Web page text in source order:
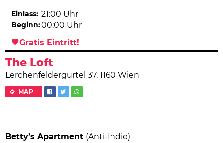
The Loft
Lerchenfeldergürtel 37, 1160 Wien
MAP
Einlass: 21:00 Uhr
Beginn:00:00 Uhr
Gratis Eintritt!
Betty’s Apartment (Anti-Indie)